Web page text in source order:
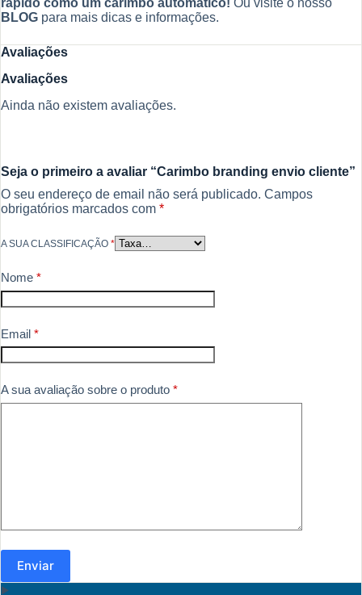
rápido como um carimbo automático! Ou visite o nosso
BLOG para mais dicas e informações.
Avaliações
Avaliações
Ainda não existem avaliações.
Seja o primeiro a avaliar “Carimbo branding envio cliente”
O seu endereço de email não será publicado. Campos
obrigatórios marcados com *
A SUA CLASSIFICAÇÃO *
Nome *
Email *
A sua avaliação sobre o produto *
Enviar